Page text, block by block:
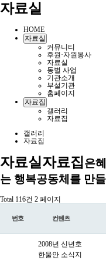
자료실
HOME
자료실
커뮤니티
후원·자원봉사
자료실
동별 사업
기관소개
부설기관
홈페이지
자료집
갤러리
자료집
갤러리
자료집
자료실자료집은
는 행복공동체를 만
Total 116건 2 페이지
번호 컨텐츠
2008년 신년호
한울안 소식지